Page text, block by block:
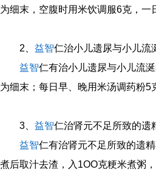
为细末，空腹时用米饮调服6克，一
2、 益智仁治小儿遗尿与小儿流
益智仁有治小儿遗尿与小儿流
为细末；每日早、晚用米汤调药粉
3、 益智仁治肾元不足所致的遗
益智仁有治肾元不足所致的遗
煮后取汁去渣，入1OO克粳米煮粥